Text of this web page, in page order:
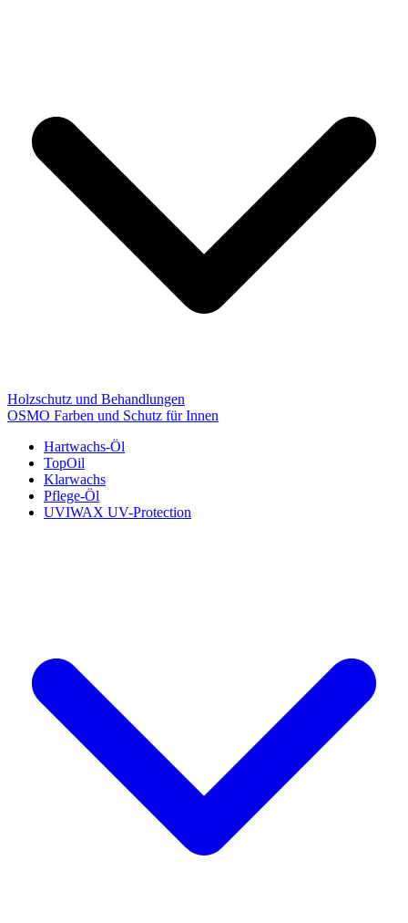
Holzschutz und Behandlungen
OSMO Farben und Schutz für Innen
Hartwachs-Öl
TopOil
Klarwachs
Pflege-Öl
UVIWAX UV-Protection